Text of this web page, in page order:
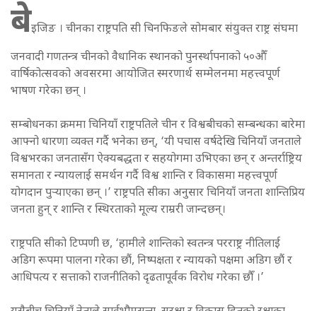
बेइजिङ । चीनका राष्ट्रपति सी चिनफिङले सोमबार संयुक्त राष्ट्र संघमा
जनवादी गणतन्त्र चीनको वैधानिक स्थानको पुनर्स्थापनाको ५०औँ
वार्षिकोत्सवको अवसरमा आयोजित स्मरणार्थ सम्मेलनमा महत्त्वपूर्ण
भाषण गरेका छन् ।
सम्बोधनका क्रममा चिनियाँ राष्ट्रपतिले चीन र विश्वबीचको सम्बन्धका बारेमा
आफ्नो धारणा व्यक्त गर्दै भनेका छन्, ‘यी पचास वर्षदेखि चिनियाँ जनताले
विश्वभरका जनतासँग ऐक्यबद्धता र सहयोगमा उभिएका छन् र अन्तर्राष्ट्रिय
समानता र न्यायलाई समर्थन गर्दै विश्व शान्ति र विकासमा महत्त्वपूर्ण
योगदान पुर्‍याएका छन् ।’ राष्ट्रपति सीका अनुसार चिनियाँ जनता शान्तिप्रिय
जनता हुन् र शान्ति र स्थिरताको मूल्य राम्ररी जान्दछन्।
राष्ट्रपति सीको टिप्पणी छ, ‘हामीले शान्तिको स्वतन्त्र परराष्ट्र नीतिलाई
अडिग रूपमा पालना गरेका छौं, निष्पक्षता र न्यायको पक्षमा अडिग छौं र
आधिपत्य र सत्ताको राजनीतिको दृढतापूर्वक विरोध गरेका छौँ ।’